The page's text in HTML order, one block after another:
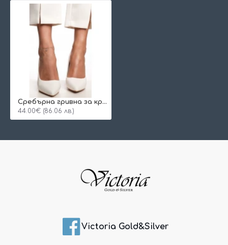
Сребърнa гривна за крак Rina
44.00€ (86.06 лв.)
Victoria Gold&Silver